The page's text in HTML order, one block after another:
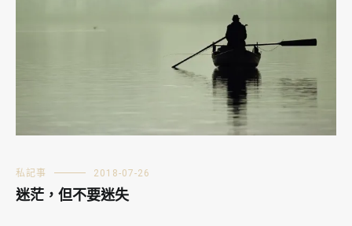
私記事 2018-07-26
迷茫，但不要迷失